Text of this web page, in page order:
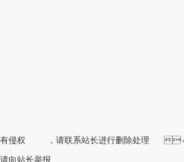
	。